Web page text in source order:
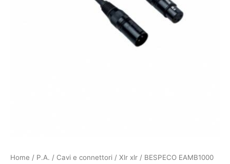
Home / P.A. / Cavi e connettori / Xlr xlr / BESPECO EAMB1000